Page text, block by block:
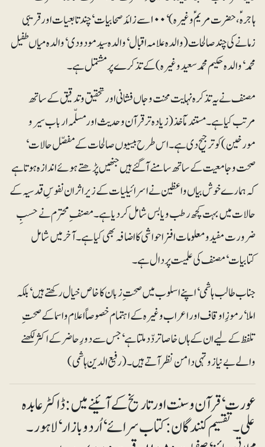
ہاجرہؑ،حضرت مریمؑ وغیرہ)‘ ۱۰۰ سے زائد صحابیات‘ چند تابعیات اور قریبی
زمانے کی چند صالحات (والدہ علامہ اقبال‘ والدہ سید مودودی‘ والدہ میاں طفیل
محمد‘ والدہ حکیم محمد سعید وغیرہ) کے تذکرے پر مشتمل ہے۔
مصنف نے یہ تذکرہ نہایت محنت و جاں فشانی اور تحقیق وتدقیق کے ساتھ
مرتب کیا ہے۔ مستند مآخذ (زیادہ تر قرآن و حدیث اور مسلّمہ ارباب سیر و
مورخین) کو ترجیح دی ہے۔ اس طرح بیسیوں صالحات کے مفصّل حالات‘
صحت و جامعیت کے ساتھ سامنے آگئے ہیں جنھیں پڑھتے ہوئے اندازہ ہوتا ہے
کہ ہمارے خوش بیاں واعظین نے اسرائیلیات کے زیراثر ان نفوسِ قدسیہ کے
حالات میں بہت کچھ رطب و یابس شامل کر دیا ہے۔ مصنف ِ محترم نے حسبِ
ضرورت مفید ومعلومات افزا حواشی کا اضافہ بھی کیا ہے۔ آخر میں شامل
کتابیات‘ مصنف کی علمیت پر دال ہے۔
جناب طالب ہاشمی ‘ اپنے اسلوب میں صحت ِ زبان کا خاص خیال رکھتے ہیں‘ بلکہ
املا‘ رموزِ اوقاف اور اعراب وغیرہ کے اہتمام خصوصاً اعلام و اسما کے صحت ِ
تلفظ کے لیے ان کے ہاں خاصا تردّد ملتا ہے‘ جس سے دورِحاضر کے اکثر لکھنے
والے بے نیاز و تہی دامن نظر آتے ہیں۔ (رفیع الدین ہاشمی)
عورت ‘ قرآن و سنت اور تاریخ کے آئینے میں: ڈاکٹر عابدہ
علی۔ تقسیم کنندگان: کتاب سرائے‘ اُردو بازار‘ لاہور۔